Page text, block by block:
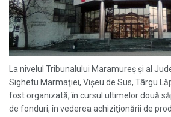
La nivelul Tribunalului Maramureş şi al
Sighetu Marmaţiei, Vişeu de Sus, Târgu
fost organizată, în cursul ultimelor două
de fonduri, în vederea achiziţionării de